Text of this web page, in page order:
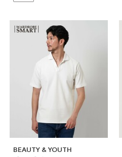
BEAUTY & YOUTH